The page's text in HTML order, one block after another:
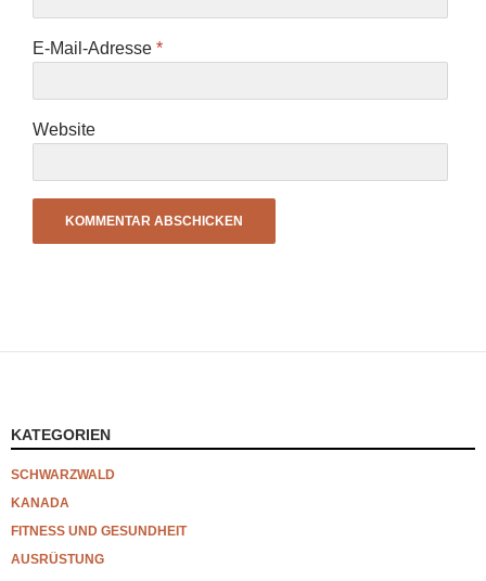
E-Mail-Adresse *
Website
KATEGORIEN
SCHWARZWALD
KANADA
FITNESS UND GESUNDHEIT
AUSRÜSTUNG